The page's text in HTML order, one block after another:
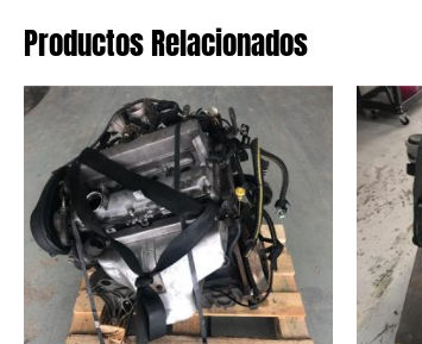
Productos Relacionados